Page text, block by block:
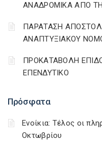
Πρόσφατα
Ενοίκια: Τέλος οι
Οκτωβρίου
ΑΝΑΔΡΟΜΙΚΑ ΑΠΟ
ΠΑΡΑΤΑΣΗ
ΑΝΑΠΤΥΞΙΑΚΟΥ
ΠΡΟΚΑΤΑΒΟΛΗ
ΕΠΕΝΔΥΤΙΚΟ